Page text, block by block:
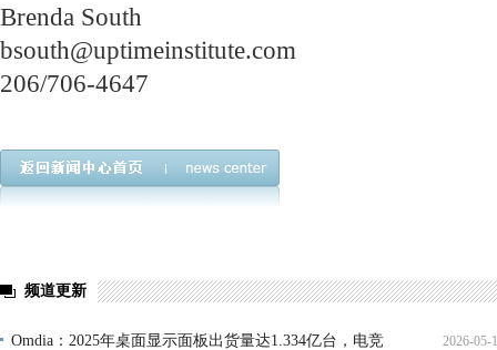
Brenda South
bsouth@uptimeinstitute.com
206/706-4647
频道更新
Omdia：2025年桌面显示面板出货量达1.334亿台，电竞 2026-05-